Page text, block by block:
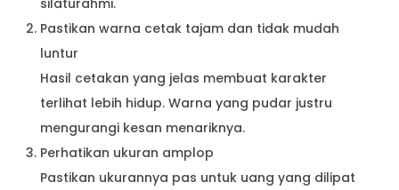
Pastikan warna cetak tajam dan tidak mudah
luntur
Hasil cetakan yang jelas membuat karakter
terlihat lebih hidup. Warna yang pudar justru
mengurangi kesan menariknya.
Perhatikan ukuran amplop
Pastikan ukurannya pas untuk uang yang dilipat